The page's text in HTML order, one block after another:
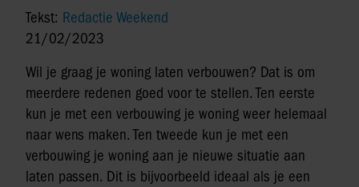
Tekst: Redactie Weekend
21/02/2023
Wil je graag je woning laten verbouwen? Dat is om
meerdere redenen goed voor te stellen. Ten eerste
kun je met een verbouwing je woning weer helemaal
naar wens maken. Ten tweede kun je met een
verbouwing je woning aan je nieuwe situatie aan
laten passen. Dit is bijvoorbeeld ideaal als je een